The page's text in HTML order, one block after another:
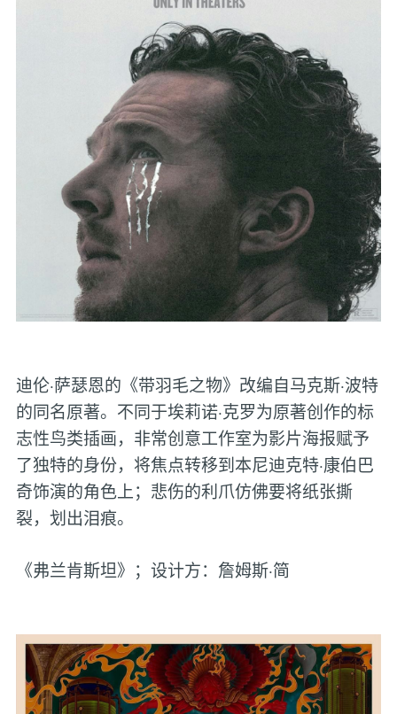
迪伦·萨瑟恩的《带羽毛之物》改编自马克斯·波特
的同名原著。不同于埃莉诺·克罗为原著创作的标
志性鸟类插画，非常创意工作室为影片海报赋予
了独特的身份，将焦点转移到本尼迪克特·康伯巴
奇饰演的角色上；悲伤的利爪仿佛要将纸张撕
裂，划出泪痕。
《弗兰肯斯坦》；设计方：詹姆斯·简